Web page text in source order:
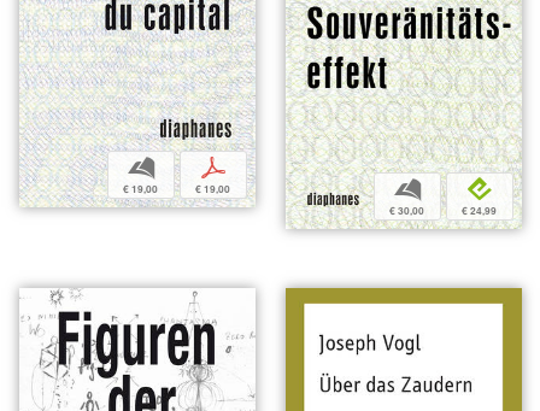
b
€ 19,00
p
€ 19,00 b
€ 30,00
e
€ 24,99